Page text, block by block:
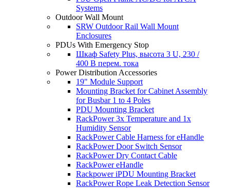
Systems
Outdoor Wall Mount
SRW Outdoor Rail Wall Mount
Enclosures
PDUs With Emergency Stop
Шкаф Safety Plus, высота 3 U, 230 /
400 В перем. тока
Power Distribution Accessories
19" Module Support
Mounting Bracket for Cabinet Assembly
for Busbar 1 to 4 Poles
PDU Mounting Bracket
RackPower 3x Temperature and 1x
Humidity Sensor
RackPower Cable Harness for eHandle
RackPower Door Switch Sensor
RackPower Dry Contact Cable
RackPower eHandle
Rackpower iPDU Mounting Bracket
RackPower Rope Leak Detection Sensor